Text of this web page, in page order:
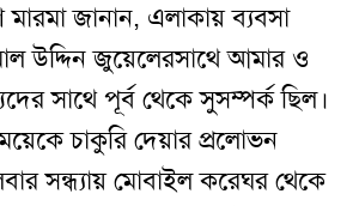
জানান, এলাকায় ব্যবসা
উদ্দিন জুয়েলেরসাথে আমার ও
সাথে পূর্ব থেকে সুসম্পর্ক ছিল।
চাকুরি দেয়ার প্রলোভন
সন্ধ্যায় মোবাইল করেঘর থেকে